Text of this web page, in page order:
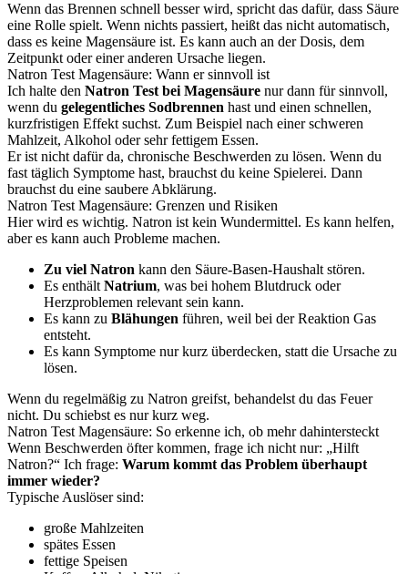
Wenn das Brennen schnell besser wird, spricht das dafür, dass Säure
eine Rolle spielt. Wenn nichts passiert, heißt das nicht automatisch,
dass es keine Magensäure ist. Es kann auch an der Dosis, dem
Zeitpunkt oder einer anderen Ursache liegen.
Natron Test Magensäure: Wann er sinnvoll ist
Ich halte den Natron Test bei Magensäure nur dann für sinnvoll,
wenn du gelegentliches Sodbrennen hast und einen schnellen,
kurzfristigen Effekt suchst. Zum Beispiel nach einer schweren
Mahlzeit, Alkohol oder sehr fettigem Essen.
Er ist nicht dafür da, chronische Beschwerden zu lösen. Wenn du
fast täglich Symptome hast, brauchst du keine Spielerei. Dann
brauchst du eine saubere Abklärung.
Natron Test Magensäure: Grenzen und Risiken
Hier wird es wichtig. Natron ist kein Wundermittel. Es kann helfen,
aber es kann auch Probleme machen.
Zu viel Natron kann den Säure-Basen-Haushalt stören.
Es enthält Natrium, was bei hohem Blutdruck oder
Herzproblemen relevant sein kann.
Es kann zu Blähungen führen, weil bei der Reaktion Gas
entsteht.
Es kann Symptome nur kurz überdecken, statt die Ursache zu
lösen.
Wenn du regelmäßig zu Natron greifst, behandelst du das Feuer
nicht. Du schiebst es nur kurz weg.
Natron Test Magensäure: So erkenne ich, ob mehr dahintersteckt
Wenn Beschwerden öfter kommen, frage ich nicht nur: „Hilft
Natron?“ Ich frage: Warum kommt das Problem überhaupt
immer wieder?
Typische Auslöser sind:
große Mahlzeiten
spätes Essen
fettige Speisen